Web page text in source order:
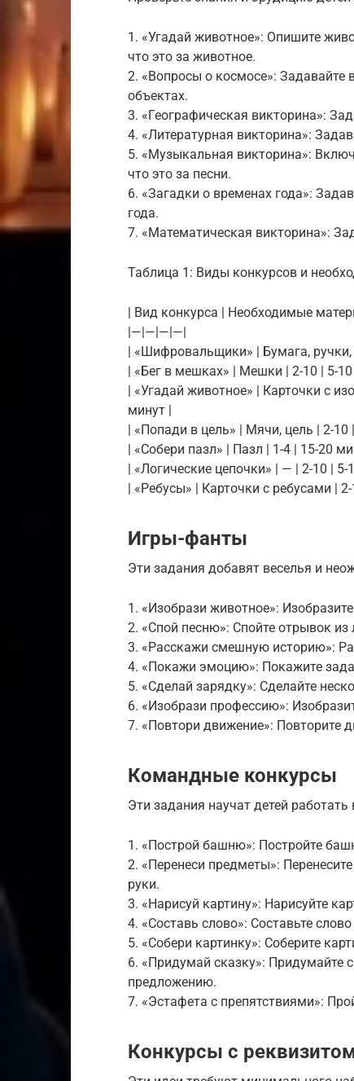
1. «Угадай животное»: Опишите
что это за животное.
2. «Вопросы о космосе»: Задавайте
объектах.
3. «Географическая викторина»:
4. «Литературная викторина»:
5. «Музыкальная викторина»:
что это за песни.
6. «Загадки о временах года»:
года.
7. «Математическая викторина»:
Таблица 1: Виды конкурсов и
| Вид конкурса | Необходимые
|—|—|—|—|
| «Шифровальщики» | Бумага,
| «Бег в мешках» | Мешки | 2-10 | 5-10
| «Угадай животное» | Карточки с
минут |
| «Попади в цель» | Мячи, цель | 2-10
| «Собери пазл» | Пазл | 1-4 | 15-20
| «Логические цепочки» | — | 2-10 | 5-
| «Ребусы» | Карточки с ребусами |
Игры-фанты
Эти задания добавят веселья и
1. «Изобрази животное»:
2. «Спой песню»: Спойте отрывок
3. «Расскажи смешную историю»:
4. «Покажи эмоцию»: Покажите
5. «Сделай зарядку»: Сделайте
6. «Изобрази профессию»:
7. «Повтори движение»: Повторите
Командные конкурсы
Эти задания научат детей
1. «Построй башню»: Постройте
2. «Перенеси предметы»:
руки.
3. «Нарисуй картину»: Нарисуйте
4. «Составь слово»: Составьте
5. «Собери картинку»: Соберите
6. «Придумай сказку»: Придумайте
предложению.
7. «Эстафета с препятствиями»:
Конкурсы с